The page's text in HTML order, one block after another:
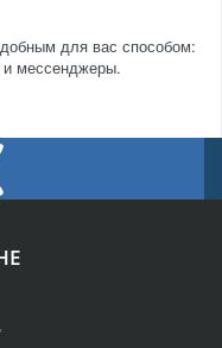
для вас способом:
мессенджеры.